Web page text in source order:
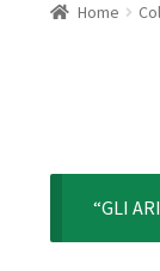
Home
“GLI